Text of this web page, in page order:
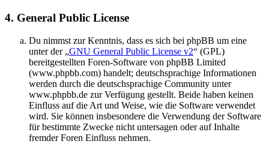
4. General Public License
Du nimmst zur Kenntnis, dass es sich bei phpBB um eine
unter der „GNU General Public License v2“ (GPL)
bereitgestellten Foren-Software von phpBB Limited
(www.phpbb.com) handelt; deutschsprachige Informationen
werden durch die deutschsprachige Community unter
www.phpbb.de zur Verfügung gestellt. Beide haben keinen
Einfluss auf die Art und Weise, wie die Software verwendet
wird. Sie können insbesondere die Verwendung der Software
für bestimmte Zwecke nicht untersagen oder auf Inhalte
fremder Foren Einfluss nehmen.